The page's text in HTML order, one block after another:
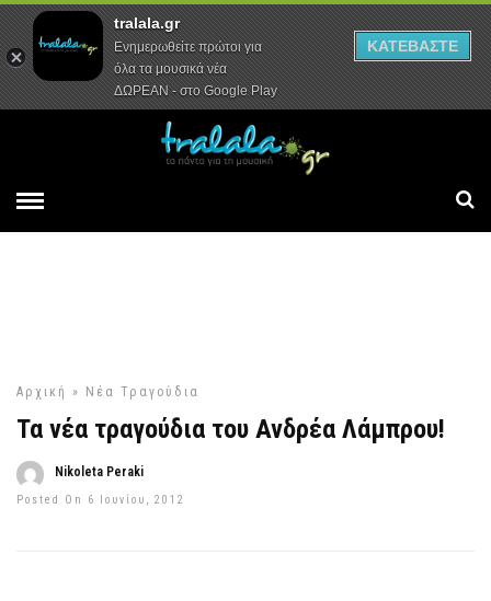
Αρχική Συνεντεύξεις Ρεπορτάζ
Αρχική » Νέα Τραγούδια
Τα νέα τραγούδια του Ανδρέα Λάμπρου!
Nikoleta Peraki
Posted On 6 Ιουνίου, 2012
tralala.gr
Ενημερωθείτε πρώτοι για
όλα τα μουσικά νέα
ΔΩΡΕΑΝ - στο Google Play
ΚΑΤΕΒΑΣΤΕ